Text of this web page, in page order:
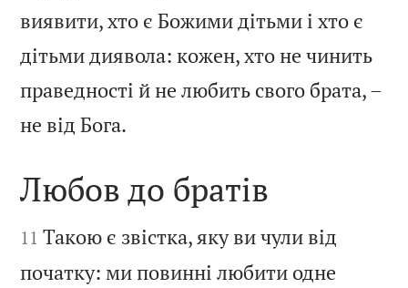
виявити, хто є Божими дітьми і хто є
дітьми диявола: кожен, хто не чинить
праведності й не любить свого брата, –
не від Бога.

Любов до братів

11 Такою є звістка, яку ви чули від
початку: ми повинні любити одне